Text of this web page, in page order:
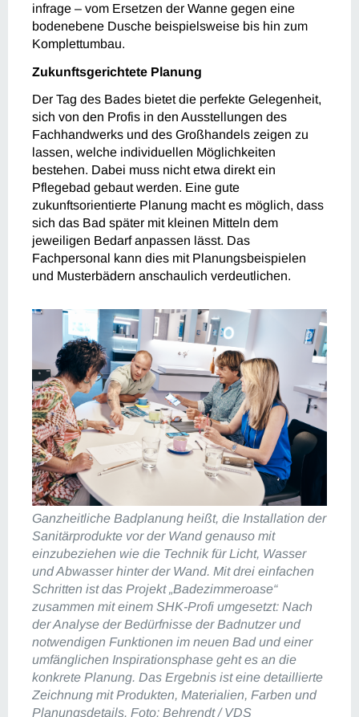
infrage – vom Ersetzen der Wanne gegen eine
bodenebene Dusche beispielsweise bis hin zum
Komplettumbau.
Zukunftsgerichtete Planung
Der Tag des Bades bietet die perfekte Gelegenheit,
sich von den Profis in den Ausstellungen des
Fachhandwerks und des Großhandels zeigen zu
lassen, welche individuellen Möglichkeiten
bestehen. Dabei muss nicht etwa direkt ein
Pflegebad gebaut werden. Eine gute
zukunftsorientierte Planung macht es möglich, dass
sich das Bad später mit kleinen Mitteln dem
jeweiligen Bedarf anpassen lässt. Das
Fachpersonal kann dies mit Planungsbeispielen
und Musterbädern anschaulich verdeutlichen.
Ganzheitliche Badplanung heißt, die Installation der
Sanitärprodukte vor der Wand genauso mit
einzubeziehen wie die Technik für Licht, Wasser
und Abwasser hinter der Wand. Mit drei einfachen
Schritten ist das Projekt „Badezimmeroase“
zusammen mit einem SHK-Profi umgesetzt: Nach
der Analyse der Bedürfnisse der Badnutzer und
notwendigen Funktionen im neuen Bad und einer
umfänglichen Inspirationsphase geht es an die
konkrete Planung. Das Ergebnis ist eine detaillierte
Zeichnung mit Produkten, Materialien, Farben und
Planungsdetails. Foto: Behrendt / VDS